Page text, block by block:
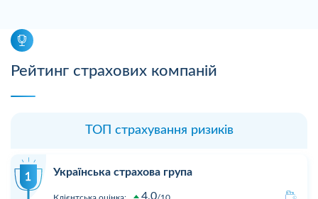
Рейтинг страхових компаній
ТОП страхування ризиків
Українська страхова група
4,0